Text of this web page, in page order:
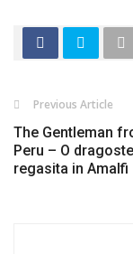
Previous Article
The Gentleman
Peru – O dragoste
regasita in Amalfi